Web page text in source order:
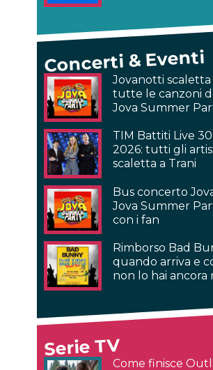
Concerti & Eventi
Jovanotti scaletta
tutte le canzoni
Jova Summer
TIM Battiti Live
2026: tutti gli
scaletta a Trani
Bus concerto
Jova Summer
con i fan
Rimborso Bad
quando arriva e
non lo hai ancora
Serie TV
Come finisce